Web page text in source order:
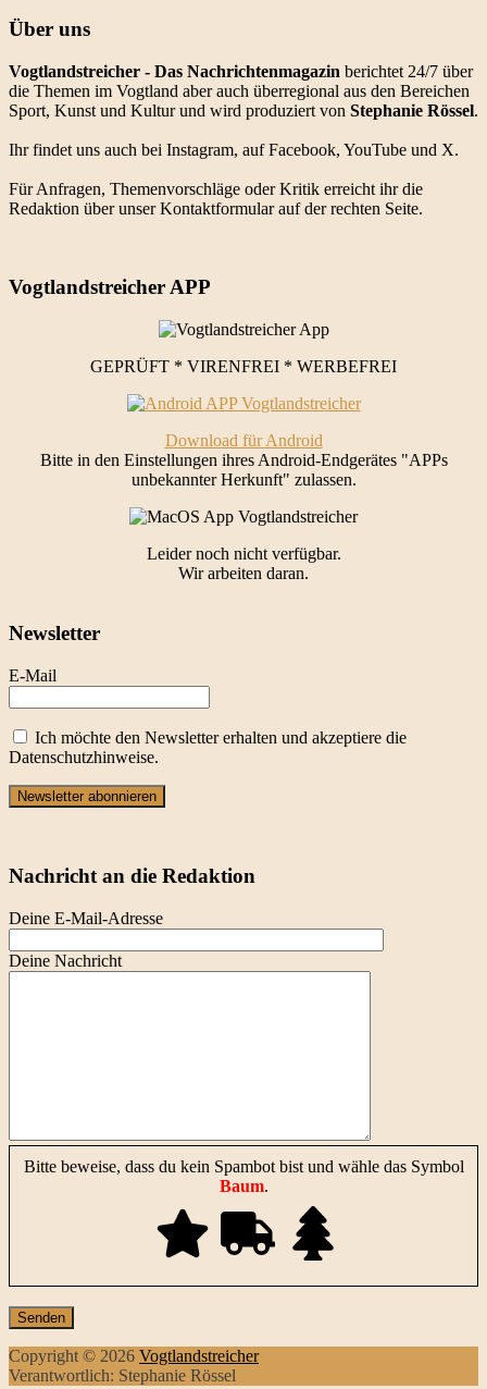
Über uns
Vogtlandstreicher - Das Nachrichtenmagazin berichtet 24/7 über
die Themen im Vogtland aber auch überregional aus den Bereichen
Sport, Kunst und Kultur und wird produziert von Stephanie Rössel.
Ihr findet uns auch bei Instagram, auf Facebook, YouTube und X.
Für Anfragen, Themenvorschläge oder Kritik erreicht ihr die
Redaktion über unser Kontaktformular auf der rechten Seite.
Vogtlandstreicher APP
GEPRÜFT * VIRENFREI * WERBEFREI
Download für Android
Bitte in den Einstellungen ihres Android-Endgerätes "APPs
unbekannter Herkunft" zulassen.
Leider noch nicht verfügbar.
Wir arbeiten daran.
Newsletter
E-Mail
Ich möchte den Newsletter erhalten und akzeptiere die
Datenschutzhinweise.
Newsletter abonnieren
Nachricht an die Redaktion
Deine E-Mail-Adresse
Deine Nachricht
Bitte beweise, dass du kein Spambot bist und wähle das Symbol
Baum.
Copyright © 2026 Vogtlandstreicher
Verantwortlich: Stephanie Rössel